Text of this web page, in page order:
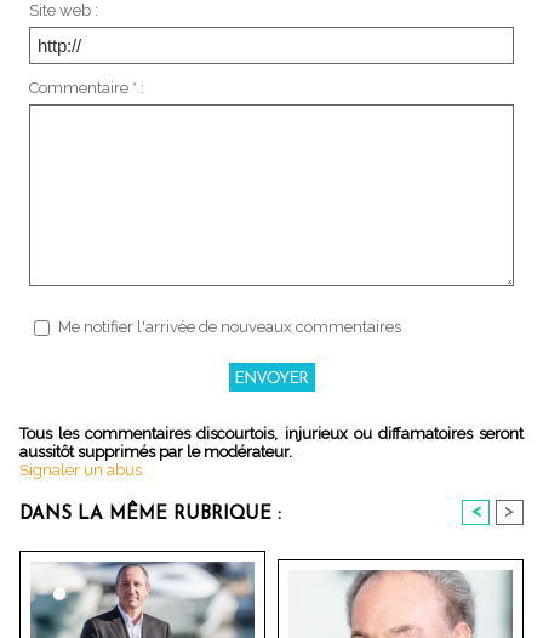
Site web :
Commentaire * :
Me notifier l'arrivée de nouveaux commentaires
Tous les commentaires discourtois, injurieux ou diffamatoires seront
aussitôt supprimés par le modérateur.
Signaler un abus
DANS LA MÊME RUBRIQUE : < >